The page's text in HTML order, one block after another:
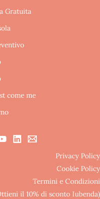
Gratuita
come me
Privacy Policy
Cookie Policy
Termini e Condizioni
il 10% di sconto Iubenda)